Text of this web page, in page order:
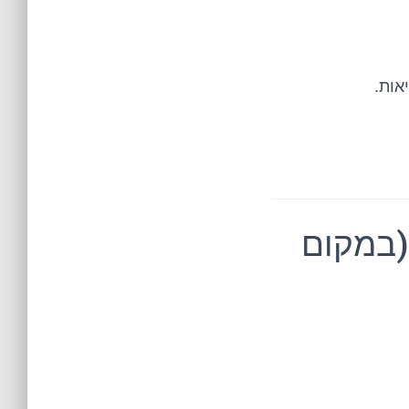
(במקום